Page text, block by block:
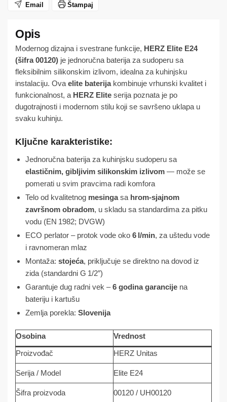
Email Štampaj
Modernog dizajna i svestrane funkcije, HERZ Elite E24
(šifra 00120) je jednoručna baterija za sudoperu sa
fleksibilnim silikonskim izlivom, idealna za kuhinjsku
instalaciju. Ova elite baterijakombinuje vrhunski kvalitet i
funkcionalnost, a HERZ Elite serija poznata je po
dugotrajnosti i modernom stilu koji se savršeno uklapa u
svaku kuhinju.
Ključne karakteristike:
Jednoručna baterija za kuhinjsku sudoperu sa
elastičnim, gibljivim silikonskim izlivom — može se
pomerati u svim pravcima radi komfora
Telo od kvalitetnog mesingasa hrom-sjajnom
završnom obradom, u skladu sa standardima za pitku
vodu (EN 1982; DVGW)
ECO perlator – protok vode oko 6 l/min, za uštedu vode
i ravnomeran mlaz
Montaža: stojeća, priključuje se direktno na dovod iz
zida (standardni G 1/2″)
Garantuje dug radni vek –6 godina garancije na
bateriju i kartušu
Zemlja porekla: Slovenija
Osobina
Vrednost
Proizvođač
HERZ Unitas
Serija / Model Elite E24
Šifra proizvoda 00120 / UH00120